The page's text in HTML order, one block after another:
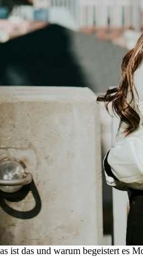
ist das und warum begeistert es